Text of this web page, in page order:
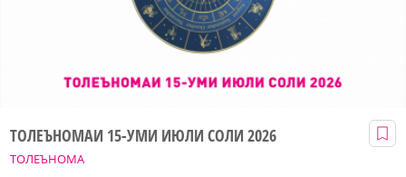
ТОЛЕЪНОМА
ТОЛЕЪНОМАИ 15-УМИ ИЮЛИ СОЛИ 2026